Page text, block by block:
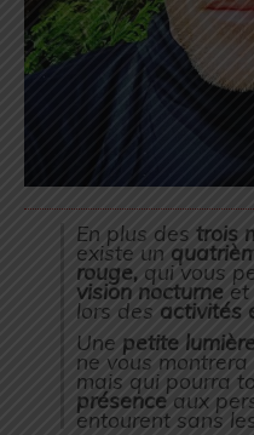
En plus des trois
existe un
rouge, qui vous
vision nocturne et
lors des activités
Une petite
ne vous
mais qui pourra
présenceaux
entourent sans